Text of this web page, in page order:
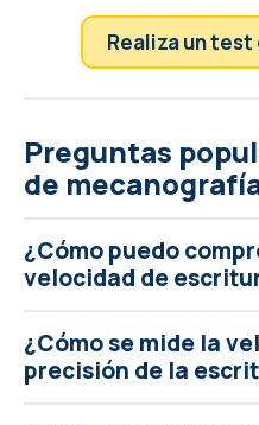
Realiza un
Preguntas
de
¿Cómo puedo
velocidad de
¿Cómo se mide la
precisión de la